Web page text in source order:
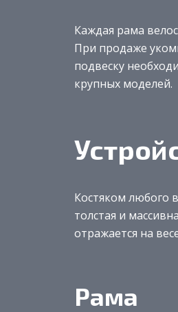
Каждая рама
При продаже
подвеску
крупных моделей.
Костяком любого
толстая и
отражается на
Рама